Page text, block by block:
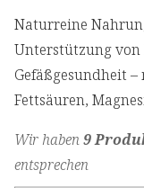
Naturreine
Unterstützung
Gefäßgesundheit
Fettsäuren,
Wir haben9
entsprechen